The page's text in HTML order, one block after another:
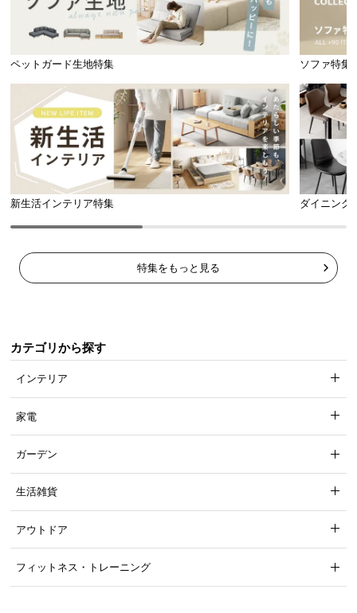
奥行き
約119.5㎝ 約32㎝
配線がしやすいオープンタイプ
背面がオープンなデザインのため、電化製品などコ
見た目を損なわせない背面化粧
背面に化粧仕上げを施しており、どの面を表にして
もお部屋の雰囲気を損なわず美しく収納できます。
ペットガード生地特集 ソファ特集
新生活インテリア特集 ダイニング
特集をもっと見る
カテゴリから探す
インテリア
家電
ガーデン
生活雑貨
アウトドア
フィットネス・トレーニング